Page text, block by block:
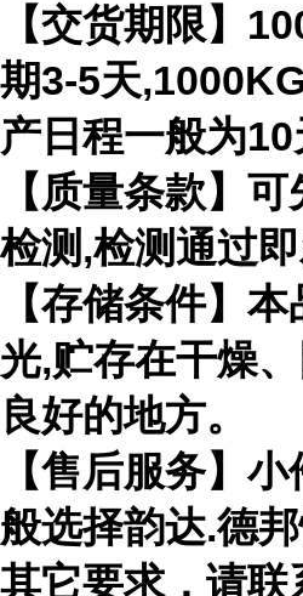
【交货期限】
期3-5天
产日程一般为
【质量条款】
检测,检测通过即
【存储条件】
光,贮存在干燥
良好的地方。
【售后服务】
般选择韵达.德
其它要求，请联